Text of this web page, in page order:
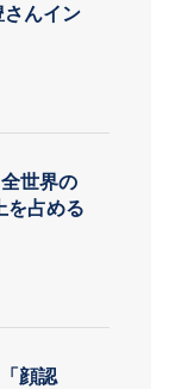
んイン
世界の
を占める
顔認